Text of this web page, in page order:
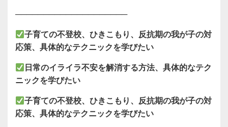
────────────────────
子育ての不登校、ひきこもり、反抗期の我が子の対
応策、具体的なテクニックを学びたい
日常のイライラ不安を解消する方法、具体的なテク
ニックを学びたい
子育ての不登校、ひきこもり、反抗期の我が子の対
応策、具体的なテクニックを学びたい